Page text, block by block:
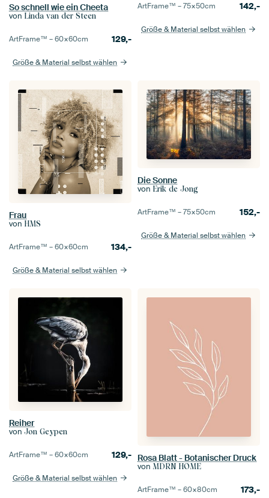
So schnell wie ein Cheeta
von Linda van der Steen
ArtFrame™ –60×60cm 129,-
Größe & Material selbst wählen
ArtFrame™ –75×50cm 142,-
Größe & Material selbst wählen
Frau
von HMS
ArtFrame™ –60×60cm 134,-
Größe & Material selbst wählen
Die Sonne
von Erik de Jong
ArtFrame™ –75×50cm 152,-
Größe & Material selbst wählen
Reiher
von Jon Geypen
ArtFrame™ –60×60cm 129,-
Größe & Material selbst wählen
Rosa Blatt - Botanischer Druck
von MDRN HOME
ArtFrame™ –60×80cm 173,-